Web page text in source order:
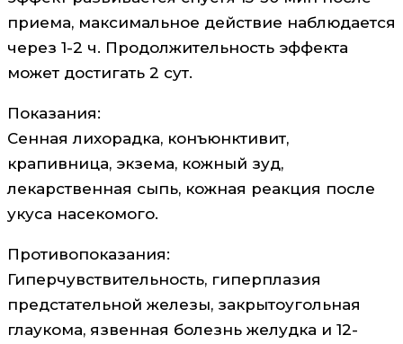
приема, максимальное действие наблюдается
через 1-2 ч. Продолжительность эффекта
может достигать 2 сут.
Показания:
Сенная лихорадка, конъюнктивит,
крапивница, экзема, кожный зуд,
лекарственная сыпь, кожная реакция после
укуса насекомого.
Противопоказания:
Гиперчувствительность, гиперплазия
предстательной железы, закрытоугольная
глаукома, язвенная болезнь желудка и 12-